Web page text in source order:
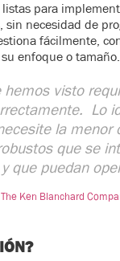
para
sin necesidad de
fácilmente,
enfoque o tamaño.
visto
Lo
la
que se
que puedan
Ken Blanchard